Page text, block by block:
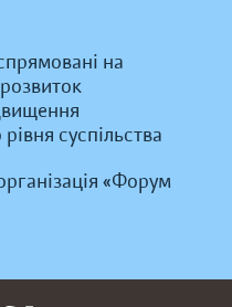
на
суспільства
«Форум